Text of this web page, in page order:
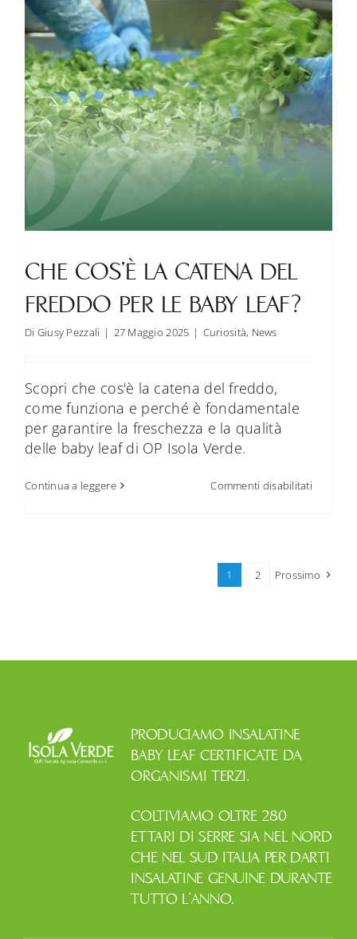
dovresti
ogni
giorno
CHE COS’È LA CATENA DEL
FREDDO PER LE BABY LEAF?
Di Giusy Pezzali | 27 Maggio 2025 | Curiosità, News
Scopri che cos'è la catena del freddo,
come funziona e perché è fondamentale
per garantire la freschezza e la qualità
delle baby leaf di OP Isola Verde.
Continua a leggere Commenti disabilitati
freddo
1 2 Prossimo
PRODUCIAMO INSALATINE
BABY LEAF CERTIFICATE DA
ORGANISMI TERZI.
COLTIVIAMO OLTRE 280
ETTARI DI SERRE SIA NEL NORD
CHE NEL SUD ITALIA PER DARTI
INSALATINE GENUINE DURANTE
TUTTO L’ANNO.